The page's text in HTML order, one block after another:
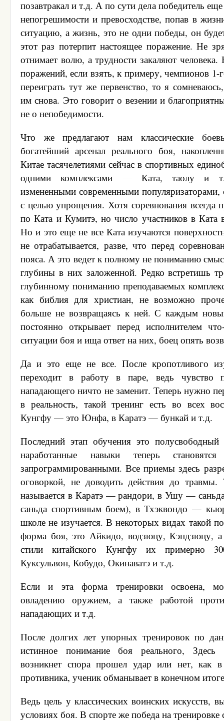
позавтракал и т.д. А по сути дела победитель
непогрешимости и превосходстве, попав в
ситуацию, а жизнь, это не одни победы, он
этот раз потерпит настоящее поражение. Не
отнимает волю, а трудности закаляют
поражений, если взять, к примеру, чемпионов 1-
переиграть тут же первенство, то я
им снова. Это говорит о везении и
не о непобедимости.
Что же предлагают нам классические
богатейший арсенал реального боя,
Китае тасячелетиями сейчас в спортивных
одними комплексами — Ката, таолу и
измененными современными
с целью упрощения. Хотя соревнования всегда
по Ката и Кумитэ, но число участников в Ката
Но и это еще не все Ката изучаются
не отрабатывается, разве, что перед
пояса. А это ведет к полному не пониманию
глубины в них заложенной. Редко встретишь
глубинному пониманию преподаваемых
как библия для христиан, не возможно
больше не возвращаясь к ней. С каждым
постоянно открывает перед исполнителем
ситуации боя и ища ответ на них, боец опять
Да и это еще не все. После кропотливого
переходит в работу в паре, ведь чувство
нападающего ничто не заменит. Теперь нужно
в реальность, такой тренинг есть во всех
Кунгфу — это Юнфа, в Каратэ — бункай и т.д.
Последний этап обучения это
наработанные навыки теперь
запрограммированными. Все приемы здесь
оговоркой, не доводить действия до травмы.
называется в Каратэ — рандори, в Ушу —
саньда спортивным боем), в Тхэквондо —
школе не изучается. В некоторых видах такой
форма боя, это Айкидо, водзюцу, Кэндзюцу, а
стили китайского Кунгфу их примерно
Куксульвон, Кобудо, Окинаватэ и т.д.
Если и эта форма тренировки освоена,
овладению оружием, а также работой
нападающих и т.д.
После долгих лет упорных тренировок по
истинное понимание боя реального, Здесь
возникнет спора прошел удар или нет, как
противника, ученик обманывает в конечном
Ведь цель у классических воинских искусств,
условиях боя. В спорте же победа на тренировке